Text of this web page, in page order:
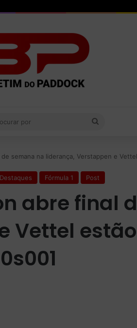
semana na liderança, Verstappen e
Destaques Fórmula 1 Post
abre final
Vettel
0s001